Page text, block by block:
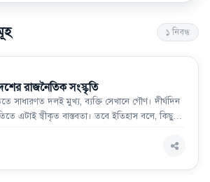
১ নিবন্ধ
রাজনৈতিক সংস্কৃতি
সাধারণত দলই মুখ্য, ব্যক্তি সেখানে গৌণ। দীর্ঘদিন
এটাই স্বীকৃত বাস্তবতা। তবে ইতিহাস বলে, কিছু
আস্থা অর্জন করেন। তখন তিনি আর শুধু একটি